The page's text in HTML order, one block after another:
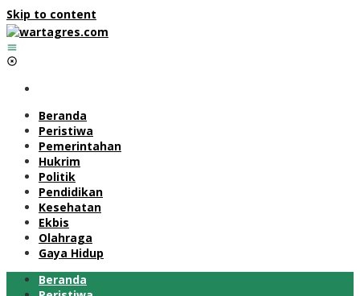
Skip to content
Beranda
Peristiwa
Pemerintahan
Hukrim
Politik
Pendidikan
Kesehatan
Ekbis
Olahraga
Gaya Hidup
Beranda